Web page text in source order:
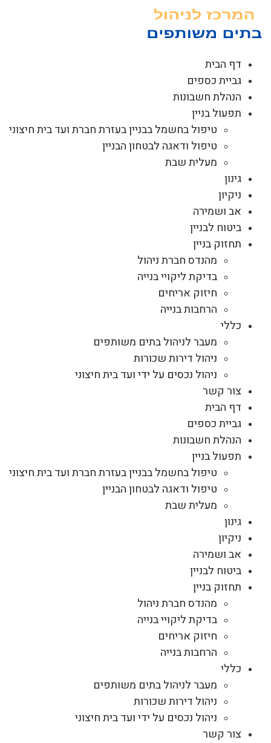
דף הבית
גביית כספים
הנהלת חשבונות
תפעול בניין
טיפול בחשמל בבניין בעזרת חברת ועד בית חיצוני
טיפול ודאגה לבטחון הבניין
מעלית שבת
גינון
ניקיון
אב ושמירה
ביטוח לבניין
תחזוק בניין
מהנדס חברת ניהול
בדיקת ליקויי בנייה
חיזוק אריחים
הרחבות בנייה
כללי
מעבר לניהול בתים משותפים
ניהול דירות שכורות
ניהול נכסים על ידי ועד בית חיצוני
צור קשר
דף הבית
גביית כספים
הנהלת חשבונות
תפעול בניין
טיפול בחשמל בבניין בעזרת חברת ועד בית חיצוני
טיפול ודאגה לבטחון הבניין
מעלית שבת
גינון
ניקיון
אב ושמירה
ביטוח לבניין
תחזוק בניין
מהנדס חברת ניהול
בדיקת ליקויי בנייה
חיזוק אריחים
הרחבות בנייה
כללי
מעבר לניהול בתים משותפים
ניהול דירות שכורות
ניהול נכסים על ידי ועד בית חיצוני
צור קשר